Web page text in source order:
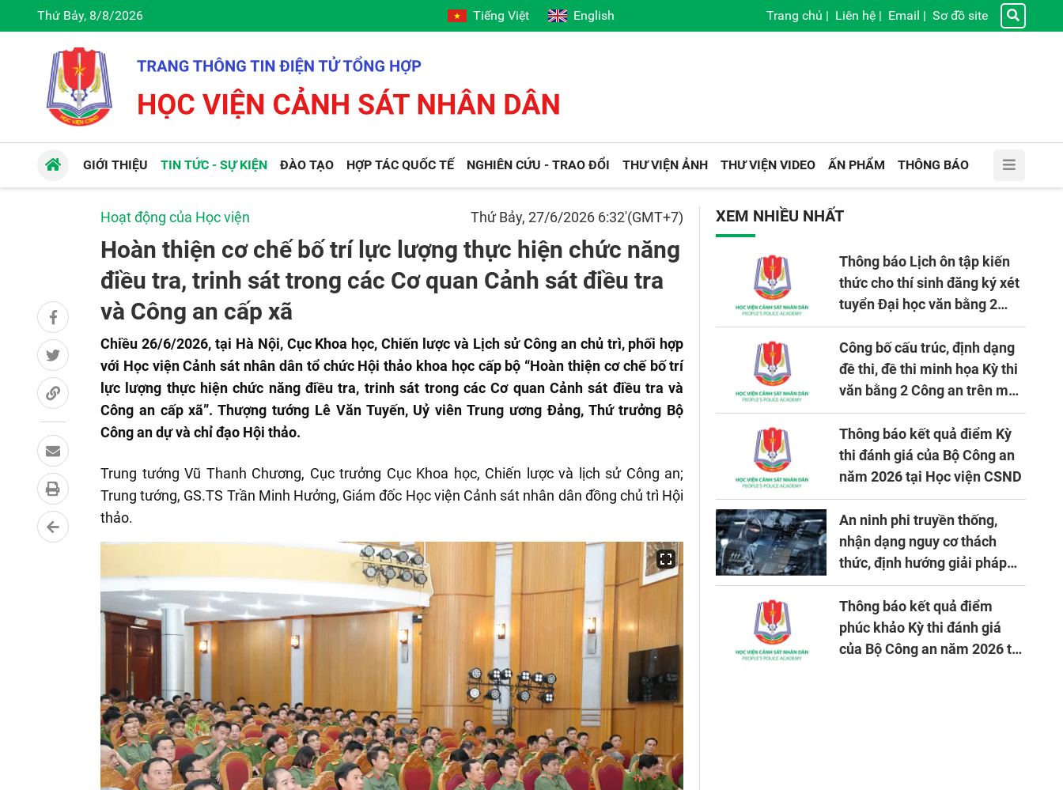
Thứ Bảy, 8/8/2026 Tiếng Việt English Trang chủ | Liên hệ | Email | Sơ đồ site
GIỚI THIỆU TIN TỨC - SỰ KIỆN ĐÀO TẠO HỢP TÁC QUỐC TẾ NGHIÊN CỨU - TRAO ĐỔI THƯ VIỆN ẢNH THƯ VIỆN VIDEO ẤN PHẨM THÔNG BÁO
Hoạt động của Học viện Thứ Bảy, 27/6/2026 6:32'(GMT+7)
Hoàn thiện cơ chế bố trí lực lượng thực hiện chức năng
điều tra, trinh sát trong các Cơ quan Cảnh sát điều tra
và Công an cấp xã
Chiều 26/6/2026, tại Hà Nội, Cục Khoa học, Chiến lược và Lịch sử Công an chủ trì, phối hợp
với Học viện Cảnh sát nhân dân tổ chức Hội thảo khoa học cấp bộ “Hoàn thiện cơ chế bố trí
lực lượng thực hiện chức năng điều tra, trinh sát trong các Cơ quan Cảnh sát điều tra và
Công an cấp xã”. Thượng tướng Lê Văn Tuyến, Uỷ viên Trung ương Đảng, Thứ trưởng Bộ
Công an dự và chỉ đạo Hội thảo.
Trung tướng Vũ Thanh Chương, Cục trưởng Cục Khoa học, Chiến lược và lịch sử Công an;
Trung tướng, GS.TS Trần Minh Hưởng, Giám đốc Học viện Cảnh sát nhân dân đồng chủ trì Hội
thảo.
XEM NHIỀU NHẤT
Thông báo Lịch ôn tập kiến
thức cho thí sinh đăng ký xét
tuyển Đại học văn bằng 2
tuyển mới, mở tại Học viện
CSND năm học 2026 - 2027
Công bố cấu trúc, định dạng
đề thi, đề thi minh họa Kỳ thi
văn bằng 2 Công an trên máy
tính
Thông báo kết quả điểm Kỳ
thi đánh giá của Bộ Công an
năm 2026 tại Học viện CSND
An ninh phi truyền thống,
nhận dạng nguy cơ thách
thức, định hướng giải pháp
đảm bảo an ninh quốc gia
trong tình hình hiện nay
Thông báo kết quả điểm
phúc khảo Kỳ thi đánh giá
của Bộ Công an năm 2026 tại